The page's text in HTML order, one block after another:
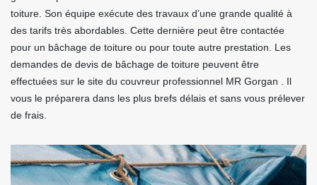
toiture. Son équipe exécute des travaux d’une grande qualité à
des tarifs très abordables. Cette dernière peut être contactée
pour un bâchage de toiture ou pour toute autre prestation. Les
demandes de devis de bâchage de toiture peuvent être
effectuées sur le site du couvreur professionnel MR Gorgan . Il
vous le préparera dans les plus brefs délais et sans vous prélever
de frais.